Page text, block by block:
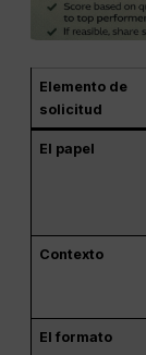
Elemento de
solicitud
El papel
Contexto
El formato